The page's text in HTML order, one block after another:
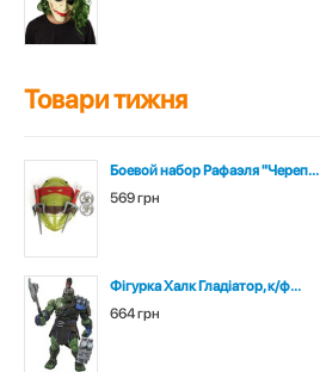
Товари тижня
Боевой набор Рафаэля "Череп...
569 грн
Фігурка Халк Гладіатор, к/ф...
664 грн